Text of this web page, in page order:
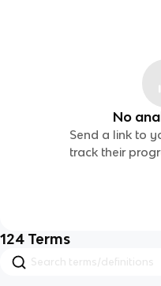
No
Send a link to
track their
124 Terms